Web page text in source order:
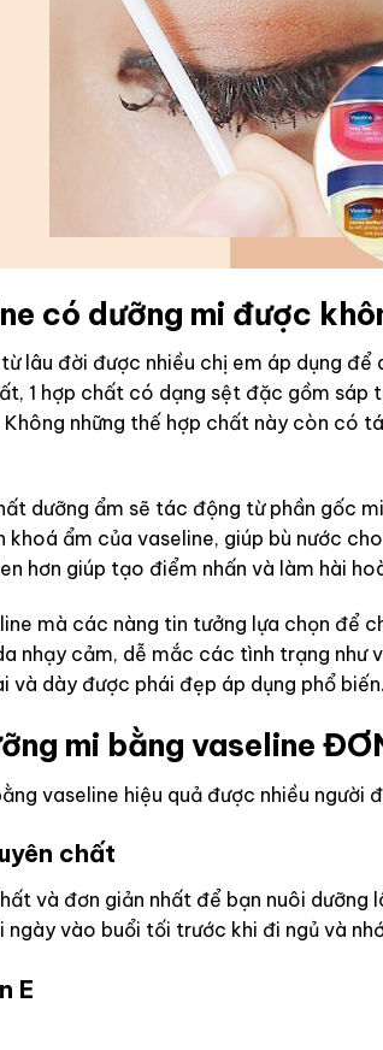
có dưỡng mi được
lâu đời được nhiều chị em áp dụng
1 hợp chất có dạng sệt đặc gồm
những thế hợp chất này còn có
dưỡng ẩm sẽ tác động từ phần gốc
ẩm của vaseline, giúp bù nước
hơn giúp tạo điểm nhấn và làm hài
mà các nàng tin tưởng lựa chọn để
nhạy cảm, dễ mắc các tình trạng
và dày được phái đẹp áp dụng phổ biến.
mi bằng vaseline
vaseline hiệu quả được nhiều người
chất
và đơn giản nhất để bạn nuôi
ngày vào buổi tối trước khi đi ngủ và
E